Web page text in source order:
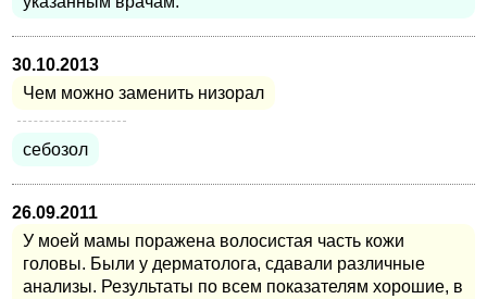
30.10.2013
Чем можно заменить низорал
себозол
26.09.2011
У моей мамы поражена волосистая часть кожи
головы. Были у дерматолога, сдавали различные
анализы. Результаты по всем показателям хорошие, в